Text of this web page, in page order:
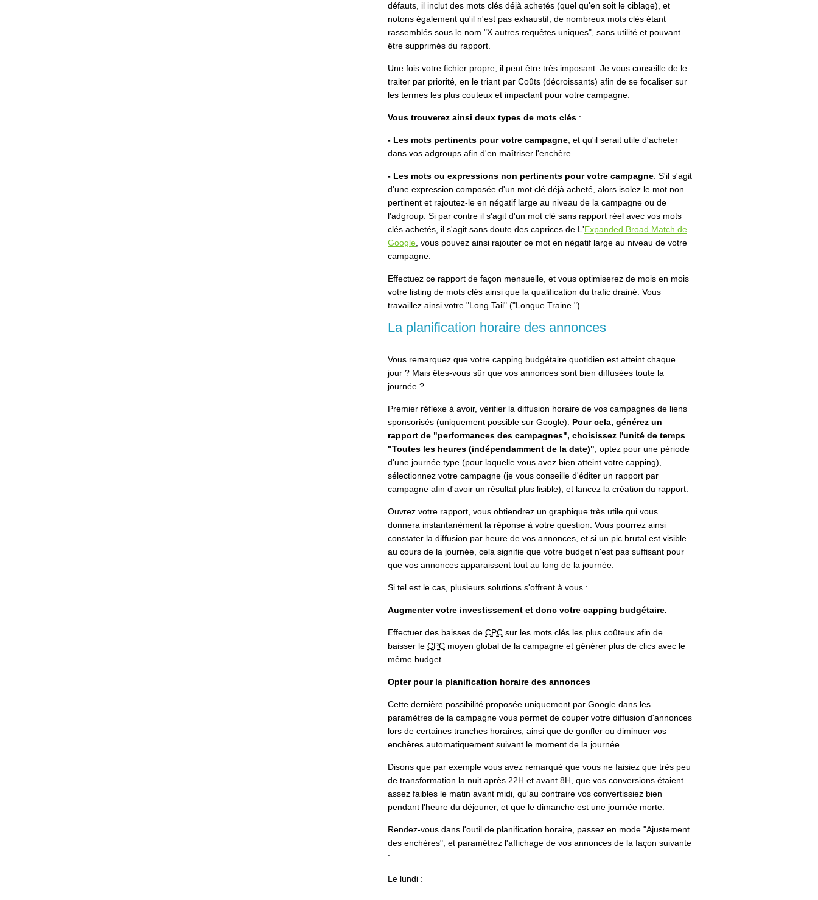
défauts, il inclut des mots clés déjà achetés (quel qu'en soit le ciblage), et
notons également qu'il n'est pas exhaustif, de nombreux mots clés étant
rassemblés sous le nom "X autres requêtes uniques", sans utilité et pouvant
être supprimés du rapport.
Une fois votre fichier propre, il peut être très imposant. Je vous conseille de le
traiter par priorité, en le triant par Coûts (décroissants) afin de se focaliser sur
les termes les plus couteux et impactant pour votre campagne.
Vous trouverez ainsi deux types de mots clés :
- Les mots pertinents pour votre campagne , et qu'il serait utile d'acheter
dans vos adgroups afin d'en maîtriser l'enchère.
- Les mots ou expressions non pertinents pour votre campagne . S'il s'agit
d'une expression composée d'un mot clé déjà acheté, alors isolez le mot non
pertinent et rajoutez-le en négatif large au niveau de la campagne ou de
l'adgroup. Si par contre il s'agit d'un mot clé sans rapport réel avec vos mots
clés achetés, il s'agit sans doute des caprices de L'Expanded Broad Match de
Google , vous pouvez ainsi rajouter ce mot en négatif large au niveau de votre
campagne.
Effectuez ce rapport de façon mensuelle, et vous optimiserez de mois en mois
votre listing de mots clés ainsi que la qualification du trafic drainé. Vous
travaillez ainsi votre "Long Tail" ("Longue Traine ").
La planification horaire des annonces
Vous remarquez que votre capping budgétaire quotidien est atteint chaque
jour ? Mais êtes-vous sûr que vos annonces sont bien diffusées toute la
journée ?
Premier réflexe à avoir, vérifier la diffusion horaire de vos campagnes de liens
sponsorisés (uniquement possible sur Google). Pour cela, générez un
rapport de "performances des campagnes", choisissez l'unité de temps
"Toutes les heures (indépendamment de la date)" , optez pour une période
d'une journée type (pour laquelle vous avez bien atteint votre capping),
sélectionnez votre campagne (je vous conseille d'éditer un rapport par
campagne afin d'avoir un résultat plus lisible), et lancez la création du rapport.
Ouvrez votre rapport, vous obtiendrez un graphique très utile qui vous
donnera instantanément la réponse à votre question. Vous pourrez ainsi
constater la diffusion par heure de vos annonces, et si un pic brutal est visible
au cours de la journée, cela signifie que votre budget n'est pas suffisant pour
que vos annonces apparaissent tout au long de la journée.
Si tel est le cas, plusieurs solutions s'offrent à vous :
Augmenter votre investissement et donc votre capping budgétaire.
Effectuer des baisses de CPC sur les mots clés les plus coûteux afin de
baisser le CPC moyen global de la campagne et générer plus de clics avec le
même budget.
Opter pour la planification horaire des annonces
Cette dernière possibilité proposée uniquement par Google dans les
paramètres de la campagne vous permet de couper votre diffusion d'annonces
lors de certaines tranches horaires, ainsi que de gonfler ou diminuer vos
enchères automatiquement suivant le moment de la journée.
Disons que par exemple vous avez remarqué que vous ne faisiez que très peu
de transformation la nuit après 22H et avant 8H, que vos conversions étaient
assez faibles le matin avant midi, qu'au contraire vos convertissiez bien
pendant l'heure du déjeuner, et que le dimanche est une journée morte.
Rendez-vous dans l'outil de planification horaire, passez en mode "Ajustement
des enchères", et paramétrez l'affichage de vos annonces de la façon suivante
:
Le lundi :